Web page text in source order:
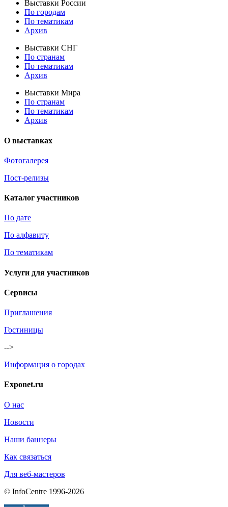
Выставки России
По городам
По тематикам
Архив
Выставки СНГ
По странам
По тематикам
Архив
Выставки Мира
По странам
По тематикам
Архив
О выставках
Фотогалерея
Пост-релизы
Каталог участников
По дате
По алфавиту
По тематикам
Услуги для участников
Сервисы
Приглашения
Гостиницы
-->
Информация о городах
Exponet.ru
О нас
Новости
Наши баннеры
Как связаться
Для веб-мастеров
© InfoCentre 1996-2026